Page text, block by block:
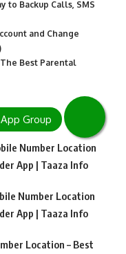
to Backup Calls, SMS
and Change
Best Parental
Number Location
App | Taaza Info
Number Location
App | Taaza Info
Location – Best